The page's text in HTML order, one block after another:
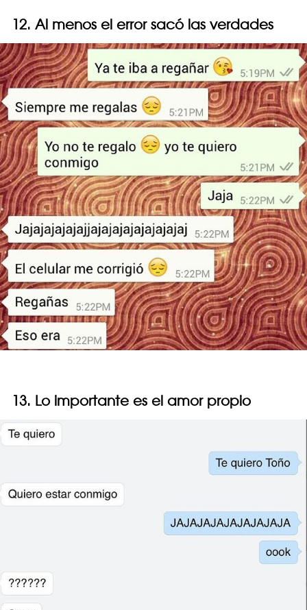
12. Al menos el error sacó las verdades
13. Lo importante es el amor propio